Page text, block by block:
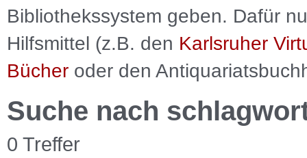
Bibliothekssystem geben. Dafür
Hilfsmittel (z.B. den Karlsruher
Bücher oder den
Suche nach
0 Treffer